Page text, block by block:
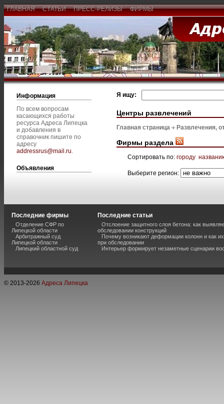
ГЛАВНАЯ СТАТЬИ ПРЕСС-РЕЛИЗЫ ФИРМЫ
Информация
По всем вопросам
касающихся работы
ресурса Адреса Липецка
и добавления в
справочник пишите по
адресу
addressrus@mail.ru.
Объявления
Я ищу:
Центры развлечений
Главная страница Развлечения,
Фирмы раздела
Сортировать по: городу
Выберите регион:
Последние фирмы
Отделение СФР по
Липецкой области
Арбитражный суд
Липецкой области
Липецкий областной суд
Последние статьи
Отслоение защитного слоя бетона: как
обследовании конструкций
Почему возникают деформации колонн и как
при обследовании
Интерьер формирует незаметные сценарии
© 2013-2026 Адреса Липецка